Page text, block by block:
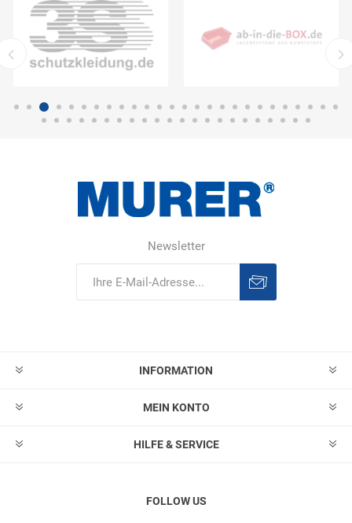
Newsletter
INFORMATION
MEIN KONTO
HILFE & SERVICE
FOLLOW US